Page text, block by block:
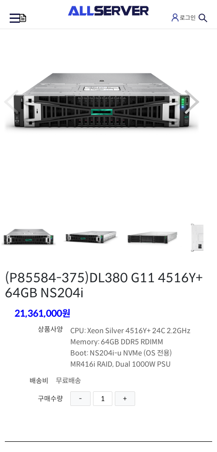
로그인
(P85584-375)DL380 G11 4516Y+
64GB NS204i
21,361,000원
상품사양
CPU: Xeon Silver 4516Y+ 24C 2.2GHz
Memory: 64GB DDR5 RDIMM
Boot: NS204i-u NVMe (OS 전용)
MR416i RAID, Dual 1000W PSU
배송비
무료배송
구매수량